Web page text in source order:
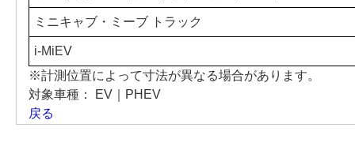
ミニキャブ・ミーブ トラック
i-MiEV
※計測位置によって寸法が異なる場合があります。
対象車種：
EV｜PHEV
戻る